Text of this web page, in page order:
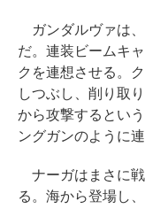
ガンダルヴァは
だ。連装ビームキ
クを連想させる。
しつぶし、削り取
から攻撃するとい
ングガンのように
ナーガはまさに
る。海から登場し